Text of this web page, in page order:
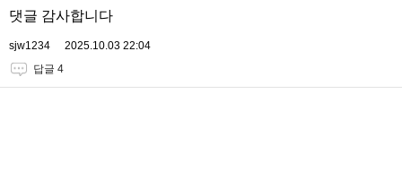
댓글 감사합니다
sjw1234
2025.10.03 22:04
답글 4